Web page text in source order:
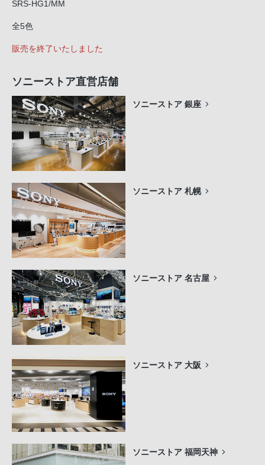
SRS-HG1/MM
全5色
販売を終了いたしました
ソニーストア直営店舗
ソニーストア 銀座
ソニーストア 札幌
ソニーストア 名古屋
ソニーストア 大阪
ソニーストア 福岡天神